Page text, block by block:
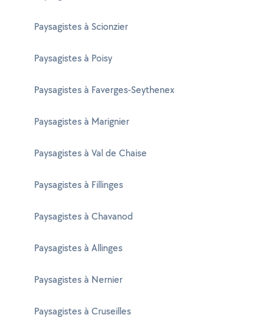
Paysagistes à Scionzier
Paysagistes à Poisy
Paysagistes à Faverges-Seythenex
Paysagistes à Marignier
Paysagistes à Val de Chaise
Paysagistes à Fillinges
Paysagistes à Chavanod
Paysagistes à Allinges
Paysagistes à Nernier
Paysagistes à Cruseilles